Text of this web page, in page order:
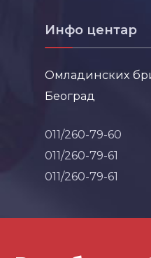
Инфо центар
Омладинских
Београд
011/260-79-60
011/260-79-61
011/260-79-61